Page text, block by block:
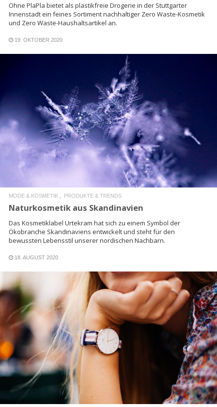
Ohne PlaPla bietet als plastikfreie Drogerie in der Stuttgarter
Innenstadt ein feines Sortiment nachhaltiger Zero Waste-Kosmetik
und Zero Waste-Haushaltsartikel an.
19. OKTOBER 2020
READ MORE
MODE & KOSMETIK PRODUKTE & TRENDS
Naturkosmetik aus Skandinavien
Das Kosmetiklabel Urtekram hat sich zu einem Symbol der
Ökobranche Skandinaviens entwickelt und steht für den
bewussten Lebensstil unserer nordischen Nachbarn.
18. AUGUST 2020
READ MORE